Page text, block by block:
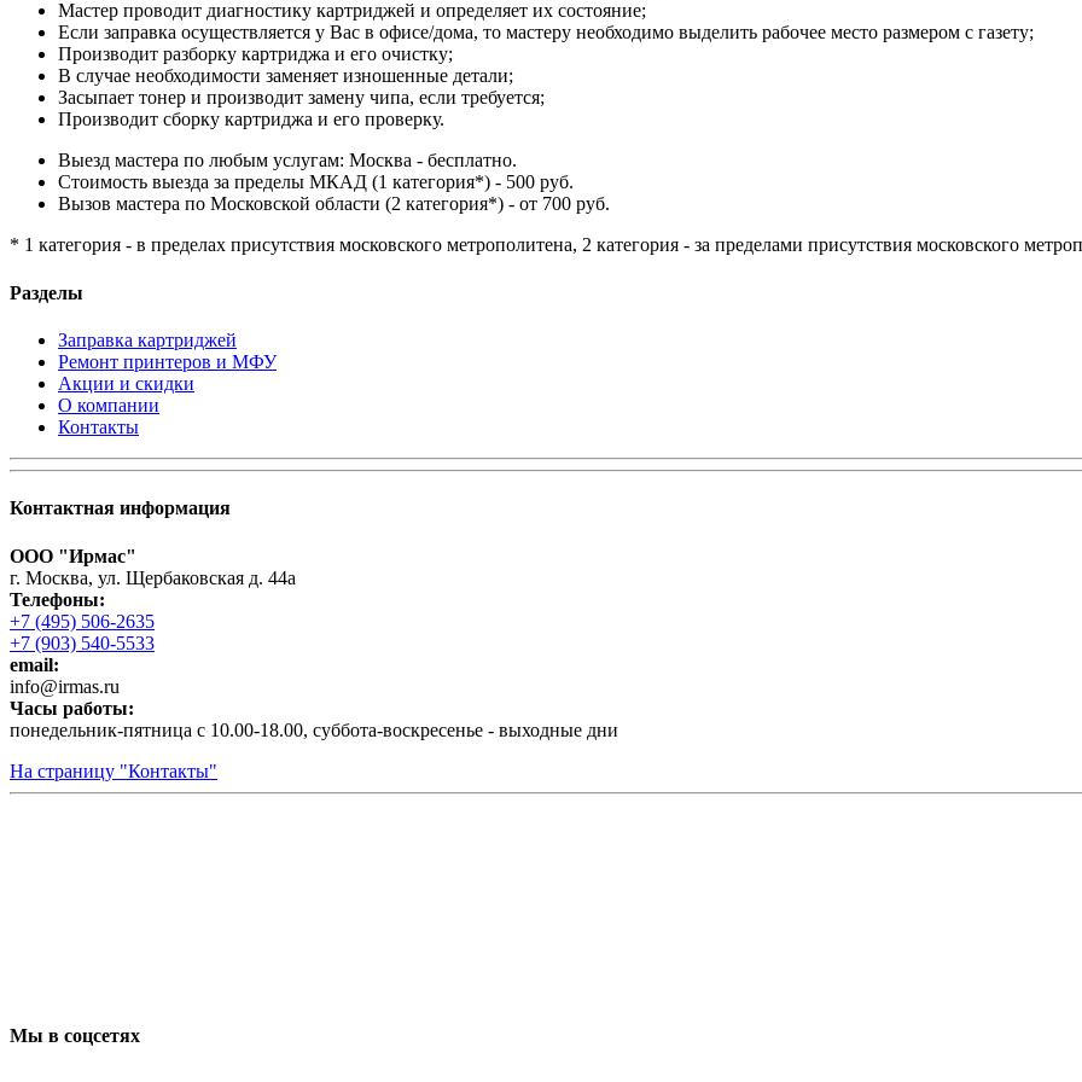
Мастер проводит диагностику картриджей и определяет их состояние;
Если заправка осуществляется у Вас в офисе/дома, то мастеру необходимо выделить рабочее место размером с газету;
Производит разборку картриджа и его очистку;
В случае необходимости заменяет изношенные детали;
Засыпает тонер и производит замену чипа, если требуется;
Производит сборку картриджа и его проверку.
Выезд мастера по любым услугам: Москва - бесплатно.
Стоимость выезда за пределы МКАД (1 категория*) - 500 руб.
Вызов мастера по Московской области (2 категория*) - от 700 руб.
* 1 категория - в пределах присутствия московского метрополитена, 2 категория - за пределами присутствия московского
Разделы
Заправка картриджей
Ремонт принтеров и МФУ
Акции и скидки
О компании
Контакты
Контактная информация
ООО "Ирмас"
г. Москва, ул. Щербаковская д. 44а
Телефоны:
+7 (495) 506-2635
+7 (903) 540-5533
email:
infо@irmas.ru
Часы работы:
понедельник-пятница с 10.00-18.00, суббота-воскресенье - выходные дни
На страницу "Контакты"
Мы в соцсетях